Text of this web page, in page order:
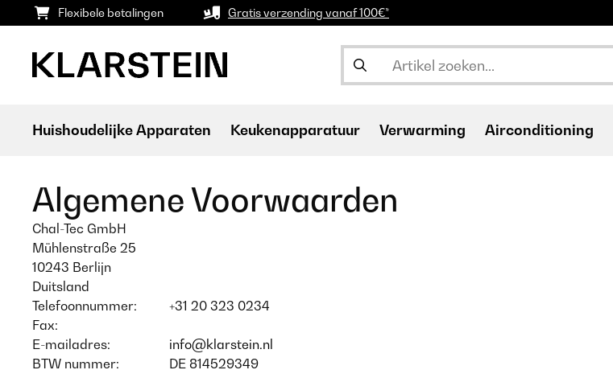
Flexibele betalingen Gratis verzending vanaf 100€*
Huishoudelijke Apparaten Keukenapparatuur Verwarming Airconditioning
Algemene Voorwaarden
Chal-Tec GmbH
Mühlenstraße 25
10243 Berlijn
Duitsland
Telefoonnummer:
+31 20 323 0234
Fax:
E-mailadres:
info@klarstein.nl
BTW nummer:
DE 814529349